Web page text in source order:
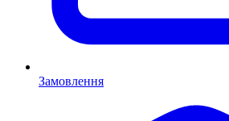
Замовлення